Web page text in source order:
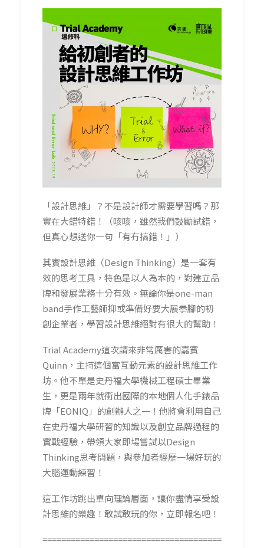
「設計思維」？不是設計師才需要學習嗎？那
實在大錯特錯！（咳咳，雖然我們鼓勵試錯，
但真心想送你一句「有冇搞錯！」）
其實設計思維（Design Thinking）是一套有
效的思考工具，特色是以人為本的，對建立品
牌和發展業務十分有效。無論你是one-man
band手作工藝師抑或準備好要大展拳腳的初
創企業者，學習設計思維絕對有很大的幫助！
Trial Academy這次請來非常厲害的嘉賓
Quinn，主持這個富互動元素的設計思維工作
坊。他不單是史丹福大學機械工程碩士畢業
生，更是兩年就衝出國際的本地個人化手錶品
牌「EONIQ」的創辦人之一！他將會利用自己
在史丹福大學研習的知識以及創立品牌過程的
實戰經驗，帶領大家即場嘗試以Design
Thinking思考問題，與參加者經歷一場好玩的
大腦運動練習！
這工作坊跳出單向理論層面，讓你盡情享受設
計思維的樂趣！敢試敢玩的你，立即報名吧！
======================================